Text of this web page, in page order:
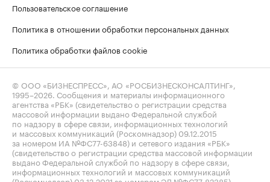
Пользовательское соглашение
Политика в отношении обработки персональных данных
Политика обработки файлов cookie
© ООО «БИЗНЕСПРЕСС», АО «РОСБИЗНЕСКОНСАЛТИНГ»,
1995–2026 . Сообщения и материалы информационного
агентства «РБК» (свидетельство о регистрации средства
массовой информации выдано Федеральной службой
по надзору в сфере связи, информационных технологий
и массовых коммуникаций (Роскомнадзор) 09.12.2015
за номером ИА №ФС77-63848) и сетевого издания «РБК»
(свидетельство о регистрации средства массовой информации
выдано Федеральной службой по надзору в сфере связи,
информационных технологий и массовых коммуникаций